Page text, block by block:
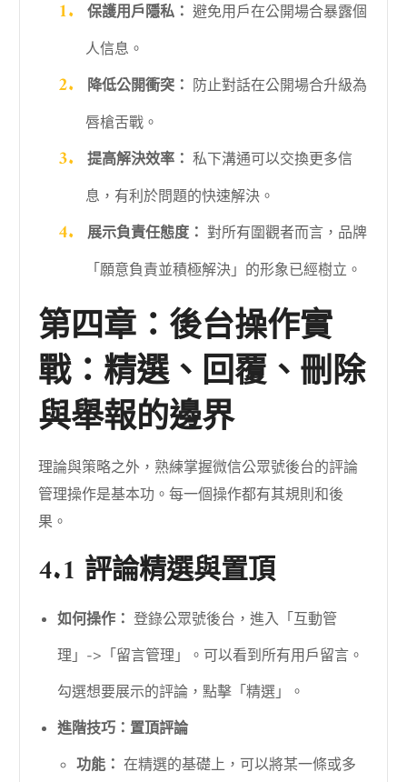
保護用戶隱私： 避免用戶在公開場合暴露個
人信息。
降低公開衝突： 防止對話在公開場合升級為
唇槍舌戰。
提高解決效率： 私下溝通可以交換更多信
息，有利於問題的快速解決。
展示負責任態度： 對所有圍觀者而言，品牌
「願意負責並積極解決」的形象已經樹立。
第四章：後台操作實
戰：精選、回覆、刪除
與舉報的邊界
理論與策略之外，熟練掌握微信公眾號後台的評論
管理操作是基本功。每一個操作都有其規則和後
果。
4.1 評論精選與置頂
如何操作： 登錄公眾號後台，進入「互動管
理」->「留言管理」。可以看到所有用戶留言。
勾選想要展示的評論，點擊「精選」。
進階技巧：置頂評論
功能： 在精選的基礎上，可以將某一條或多